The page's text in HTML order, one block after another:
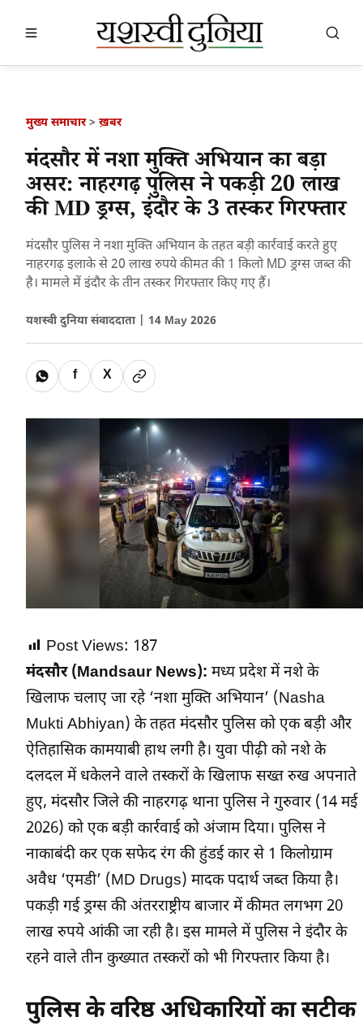
मुख्य समाचार> ख़बर
मंदसौर में नशा मुक्ति अभियान का बड़ा
असर: नाहरगढ़ पुलिस ने पकड़ी 20 लाख
की MD ड्रग्स, इंदौर के 3 तस्कर गिरफ्तार
मंदसौर पुलिस ने नशा मुक्ति अभियान के तहत बड़ी कार्रवाई करते हुए
नाहरगढ़ इलाके से 20 लाख रुपये कीमत की 1 किलो MD ड्रग्स जब्त की
है। मामले में इंदौर के तीन तस्कर गिरफ्तार किए गए हैं।
यशस्वी दुनिया संवाददाता | 14 May 2026
f X
Post Views: 187
मंदसौर (Mandsaur News): मध्य प्रदेश में नशे के
खिलाफ चलाए जा रहे ‘नशा मुक्ति अभियान’ (Nasha
Mukti Abhiyan) के तहत मंदसौर पुलिस को एक बड़ी और
ऐतिहासिक कामयाबी हाथ लगी है। युवा पीढ़ी को नशे के
दलदल में धकेलने वाले तस्करों के खिलाफ सख्त रुख अपनाते
हुए, मंदसौर जिले की नाहरगढ़ थाना पुलिस ने गुरुवार (14 मई
2026) को एक बड़ी कार्रवाई को अंजाम दिया। पुलिस ने
नाकाबंदी कर एक सफेद रंग की हुंडई कार से 1 किलोग्राम
अवैध ‘एमडी’ (MD Drugs) मादक पदार्थ जब्त किया है।
पकड़ी गई ड्रग्स की अंतरराष्ट्रीय बाजार में कीमत लगभग 20
लाख रुपये आंकी जा रही है। इस मामले में पुलिस ने इंदौर के
रहने वाले तीन कुख्यात तस्करों को भी गिरफ्तार किया है।
पुलिस के वरिष्ठ अधिकारियों का सटीक